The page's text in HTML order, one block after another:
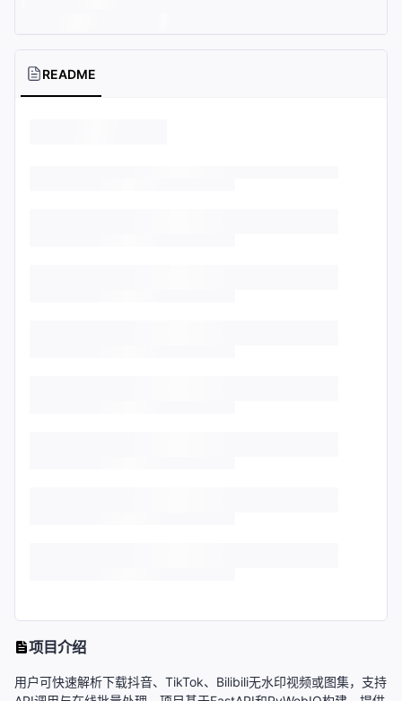
README
项目介绍
用户可快速解析下载抖音、TikTok、Bilibili无水印视频或图集，支持